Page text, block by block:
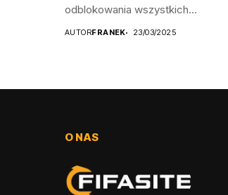
odblokowania wszystkich...
AUTORFRANEK 23/03/2025
O NAS